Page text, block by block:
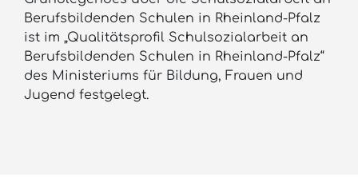
Berufsbildenden Schulen in Rheinland-Pfalz
ist im „Qualitätsprofil Schulsozialarbeit an
Berufsbildenden Schulen in Rheinland-Pfalz“
des Ministeriums für Bildung, Frauen und
Jugend festgelegt.